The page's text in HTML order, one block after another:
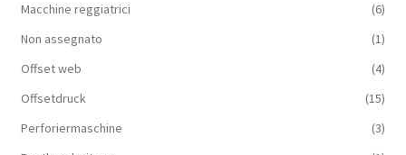
Macchine reggiatrici
(6)
Non assegnato
(1)
Offset web
(4)
Offsetdruck
(15)
Perforiermaschine
(3)